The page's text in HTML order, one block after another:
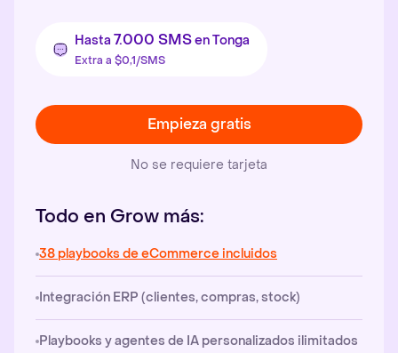
Hasta 7.000 SMSen Tonga
Extra a $0,1/SMS
Empieza gratis
No se requiere tarjeta
Todo en Grow más:
38 playbooks de eCommerce incluidos
Integración ERP (clientes, compras, stock)
Playbooks y agentes de IA personalizados ilimitados